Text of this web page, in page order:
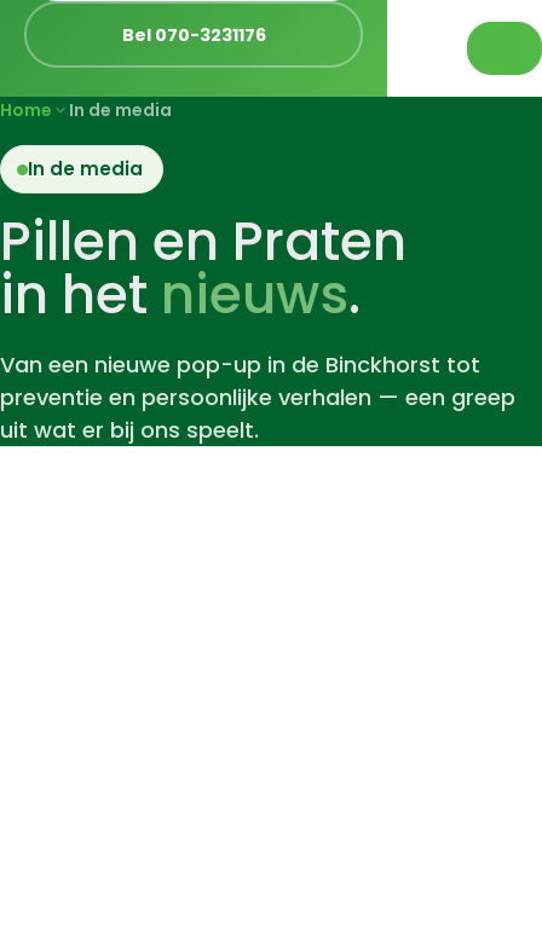
Bel 070-3231176
Home In de media
In de media
Pillen en Praten
in het nieuws.
Van een nieuwe pop-up in de Binckhorst tot
preventie en persoonlijke verhalen — een greep
uit wat er bij ons speelt.